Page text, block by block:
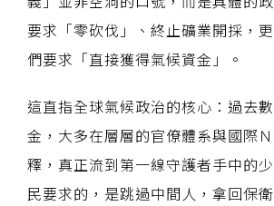
要求「零砍伐」、終止礦業開採，
們要求「直接獲得氣候資金」。
這直指全球氣候政治的核心：過去
金，大多在層層的官僚體系與國際
釋，真正流到第一線守護者手中的
民要求的，是跳過中間人，拿回保